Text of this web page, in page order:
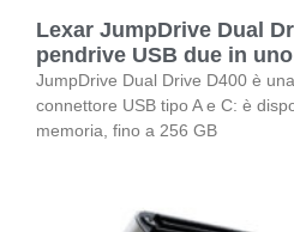
Lexar JumpDrive Dual
pendrive USB due in uno
JumpDrive Dual Drive D400 è
connettore USB tipo A e C: è
memoria, fino a 256 GB